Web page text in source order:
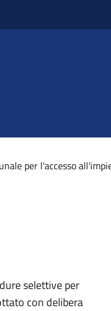
per l'accesso
selettive per
con delibera